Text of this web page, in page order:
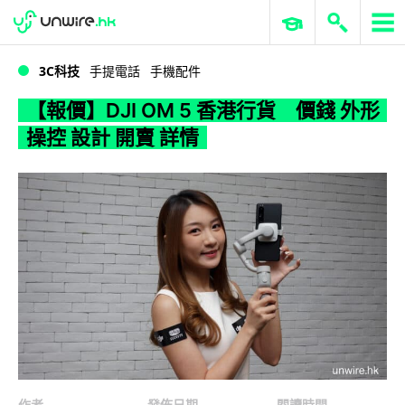
WWDC 2026 ERP 與商業 AI
3C科技 手提電話 手機配件
【報價】DJI OM 5 香港行貨 價錢 外形
操控 設計 開賣 詳情